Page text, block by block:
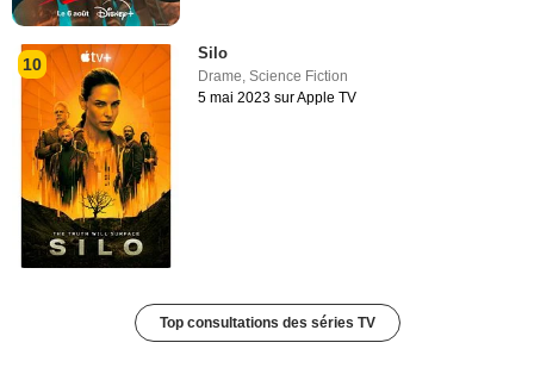
10
Silo
Drame,Science Fiction
5 mai 2023 sur Apple TV
Top consultations des séries TV